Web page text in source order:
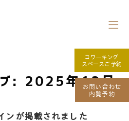
ブ: 2025年12月
ンが掲載されました
コワーキング
スペースご予約
お問い合わせ
内覧予約